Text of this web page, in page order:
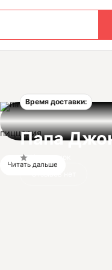
Время доставки:
Папа
пиццерия
Читать дальше